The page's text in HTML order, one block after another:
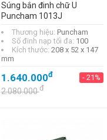
Súng bắn đinh chữ U
Puncham 1013J
Thương hiệu: Puncham
Số đinh nạp tối đa: 100
Kích thước: 208 x 52 x 147
mm
1.640.000đ - 21%
2.080.000đ